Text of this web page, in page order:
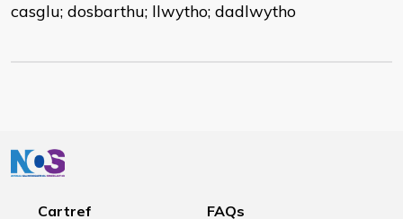
casglu; dosbarthu; llwytho; dadlwytho
Cartref FAQs